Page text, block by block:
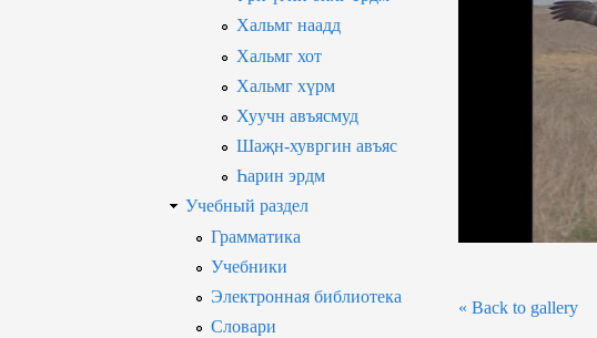
« Back to gallery
Хальмг наадд
Хальмг хот
Хальмг хүрм
Хуучн авъясмуд
Шаҗн-хувргин авъяс
Һарин эрдм
Учебный раздел
Грамматика
Учебники
Электронная библиотека
Словари